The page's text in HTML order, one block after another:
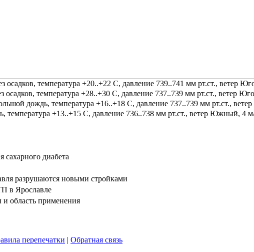
осадков, температура +20..+22 С, давление 739..741 мм рт.ст., ветер
осадков, температура +28..+30 С, давление 737..739 мм рт.ст., ветер
дождь, температура +16..+18 С, давление 737..739 мм рт.ст.,
температура +13..+15 С, давление 736..738 мм рт.ст., ветер Южный, 4
диабета
разрушаются новыми стройками
в Ярославле
область применения
перепечатки | Обратная связь